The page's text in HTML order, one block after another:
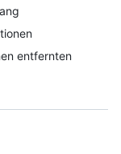
entfernten